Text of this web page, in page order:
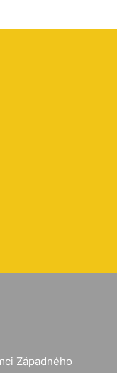
Západného